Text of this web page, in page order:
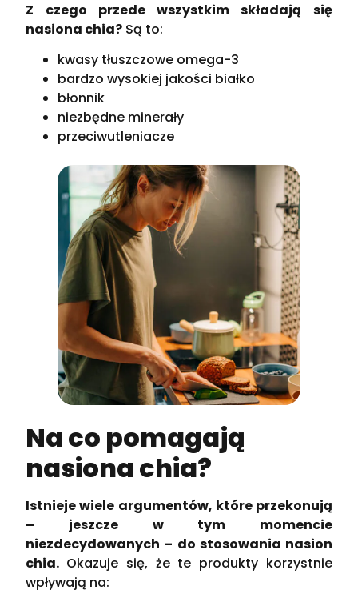
Z czego przede wszystkim składają się
nasiona chia? Są to:
kwasy tłuszczowe omega-3
bardzo wysokiej jakości białko
błonnik
niezbędne minerały
przeciwutleniacze
Na co pomagają
nasiona chia?
Istnieje wiele argumentów, które przekonują
– jeszcze w tym momencie
niezdecydowanych – do stosowania nasion
chia. Okazuje się, że te produkty korzystnie
wpływają na: